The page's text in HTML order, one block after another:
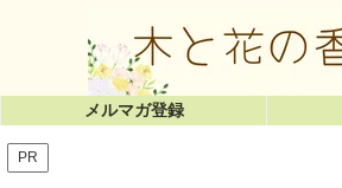
メルマガ登録
PR